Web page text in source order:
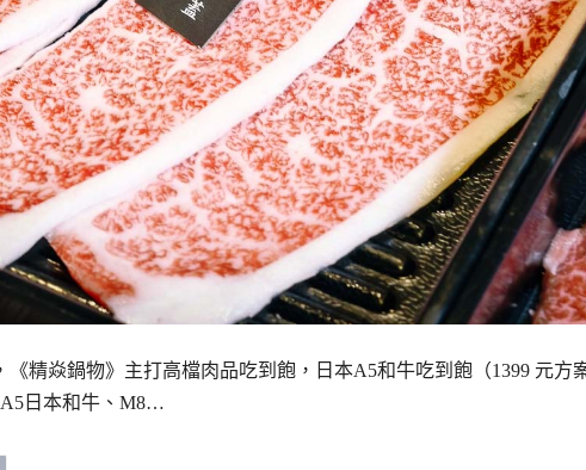
精焱鍋物》主打高檔肉品吃到飽，日本A5和牛吃到飽（1399 元方
日本和牛、M8…